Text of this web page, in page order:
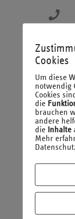
So stelle ich mir
Hitzefrei und Eis
Was kannst Du
Mit links schreiben.
Was nervt richtig?
Stau.
Shopping oder
Am liebsten
Cookies
Um diese
notwendig
Cookies
die
brauchen
andere
die Inhalte
Mehr